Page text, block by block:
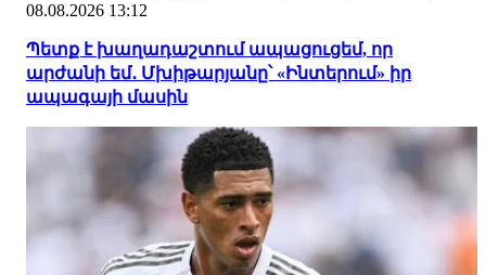
08.08.2026 13:12
Պետք է խաղադաշտում ապացուցեմ, որ
արժանի եմ․ Մխիթարյանը՝ «Ինտերում» իր
ապագայի մասին